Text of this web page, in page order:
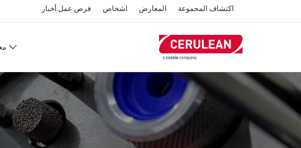
اكتشاف المجموعة المعارض اشخاص فرص عمل أخبار